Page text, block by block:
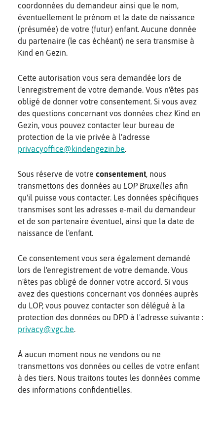
coordonnées du demandeur ainsi que le nom,
éventuellement le prénom et la date de naissance
(présumée) de votre (futur) enfant. Aucune donnée
du partenaire (le cas échéant) ne sera transmise à
Kind en Gezin.
Cette autorisation vous sera demandée lors de
l'enregistrement de votre demande. Vous n'êtes pas
obligé de donner votre consentement. Si vous avez
des questions concernant vos données chez Kind en
Gezin, vous pouvez contacter leur bureau de
protection de la vie privée à l'adresse
privacyoffice@kindengezin.be.
Sous réserve de votre consentement, nous
transmettons des données au LOP Bruxelles afin
qu'il puisse vous contacter. Les données spécifiques
transmises sont les adresses e-mail du demandeur
et de son partenaire éventuel, ainsi que la date de
naissance de l'enfant.
Ce consentement vous sera également demandé
lors de l'enregistrement de votre demande. Vous
n'êtes pas obligé de donner votre accord. Si vous
avez des questions concernant vos données auprès
du LOP, vous pouvez contacter son délégué à la
protection des données ou DPD à l'adresse suivante :
privacy@vgc.be.
À aucun moment nous ne vendons ou ne
transmettons vos données ou celles de votre enfant
à des tiers. Nous traitons toutes les données comme
des informations confidentielles.